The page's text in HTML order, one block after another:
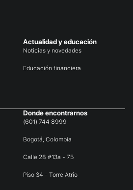
Actualidad y educación
Noticias y novedades
Educación financiera
Donde encontrarnos
(601) 744 8999
Bogotá, Colombia
Calle 28 #13a - 75
Piso 34 - Torre Atrio